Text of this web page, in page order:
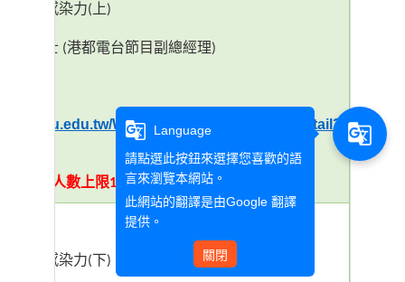
更有感染力( 上)
蓮博士 (港都電台節目副總經理)
WZActivityFront/#/Activity/Detail?
理報名人數上限15 位
更有感染力(下)
g_translate
Language
請點選此按鈕來選擇您喜歡的語
言來瀏覽本網站。
此網站的翻譯是由Google 翻譯
提供。
關閉
g_translate